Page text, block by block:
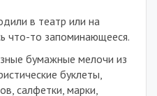
в театр или на
что-то запоминающееся.
бумажные мелочи из
буклеты,
салфетки, марки,